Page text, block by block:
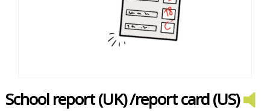
School report (UK) /report card (US)